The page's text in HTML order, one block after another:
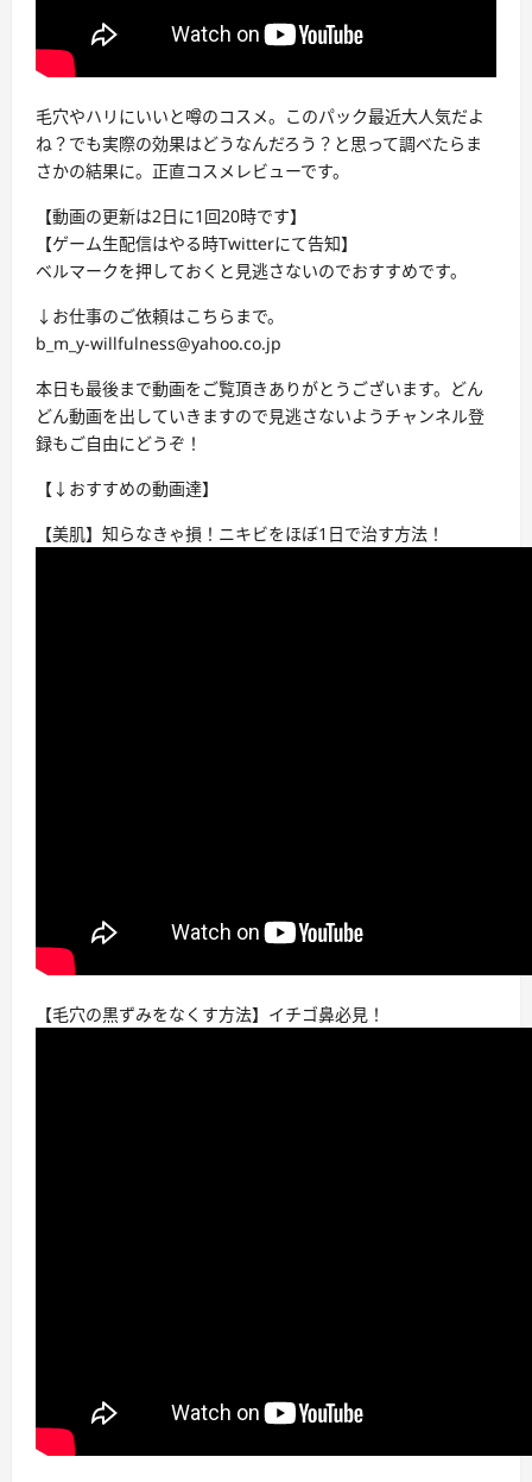
毛穴やハリにいいと噂のコスメ。このパック最近大人気だよ
ね？でも実際の効果はどうなんだろう？と思って調べたらま
さかの結果に。正直コスメレビューです。
【動画の更新は2日に1回20時です】
【ゲーム生配信はやる時Twitterにて告知】
ベルマークを押しておくと見逃さないのでおすすめです。
↓お仕事のご依頼はこちらまで。
b_m_y-willfulness@yahoo.co.jp
本日も最後まで動画をご覧頂きありがとうございます。どん
どん動画を出していきますので見逃さないようチャンネル登
録もご自由にどうぞ！
【↓おすすめの動画達】
【美肌】知らなきゃ損！ニキビをほぼ1日で治す方法！
【毛穴の黒ずみをなくす方法】イチゴ鼻必見！